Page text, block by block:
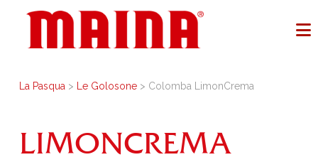
La Pasqua > Le Golosone> Colomba LimonCrema
LIMONCREMA